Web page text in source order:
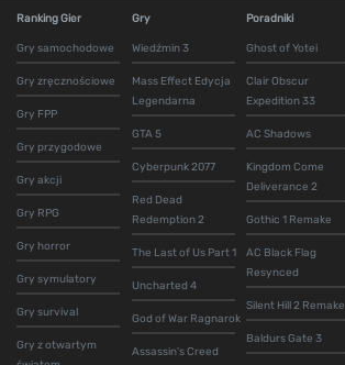
Ranking Gier
Gry samochodowe
Gry zręcznościowe
Gry FPP
Gry przygodowe
Gry akcji
Gry RPG
Gry horror
Gry symulatory
Gry survival
Gry z otwartym
Gry
Wiedźmin 3
Mass Effect Edycja
Legendarna
GTA 5
Cyberpunk 2077
Red Dead
Redemption 2
The Last of Us Part 1
Uncharted 4
God of War Ragnarok
Assassin's Creed
Poradniki
Ghost of Yotei
Clair Obscur
Expedition 33
AC Shadows
Kingdom Come
Deliverance 2
Gothic 1 Remake
AC Black Flag
Resynced
Silent Hill 2 Remake
Baldurs Gate 3